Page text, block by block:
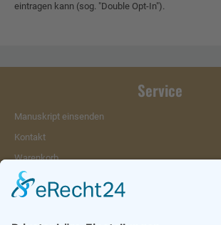
eintragen kann (sog. "Double Opt-In").
Service
Manuskript einsenden
Kontakt
Warenkorb
Konto
Merkzettel